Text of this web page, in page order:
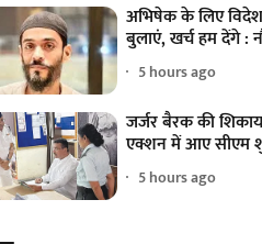
अभिषेक के लिए
बुलाएं, खर्च हम देंगे :
5 hours ago
जर्जर बैरक की
एक्शन में आए सीएम
5 hours ago